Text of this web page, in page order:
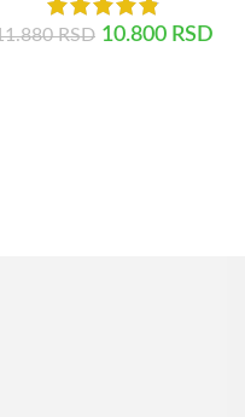
RSD 10.800 RSD